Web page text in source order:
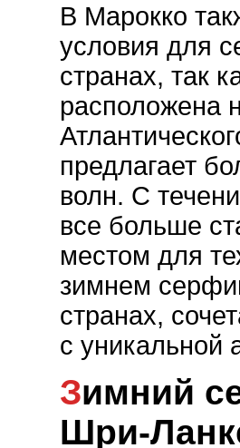
В Марокко
условия для
странах, так
расположена
предлагает
волн. С
все больше
местом для
зимнем
странах,
с уникальной
Зимний серфинг на
Шри-